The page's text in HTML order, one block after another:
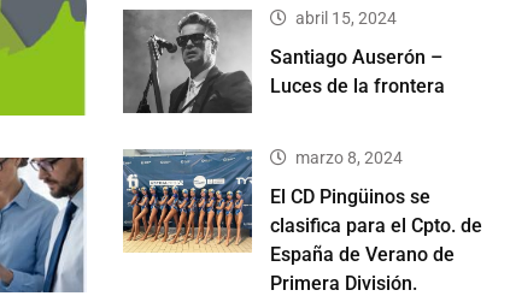
abril 15, 2024
Santiago Auserón –
Luces de la frontera
marzo 8, 2024
El CD Pingüinos se
clasifica para el Cpto. de
España de Verano de
Primera División.